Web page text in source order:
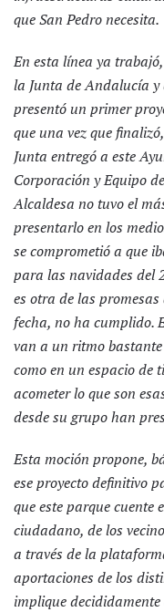
que San Pedro necesita.
En esta línea ya
la Junta de Andalucía y
presentó un primer
que una vez que
Junta entregó a este
Corporación y Equipo
Alcaldesa no tuvo el
presentarlo en los
se comprometió a que
para las navidades del
es otra de las
fecha, no ha cumplido.
van a un ritmo
como en un espacio de
acometer lo que son
desde su grupo han
Esta moción propone,
ese proyecto definitivo
que este parque cuente
ciudadano, de los
a través de la
aportaciones de los
implique